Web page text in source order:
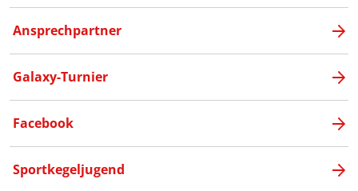
Ansprechpartner
Galaxy-Turnier
Facebook
Sportkegeljugend